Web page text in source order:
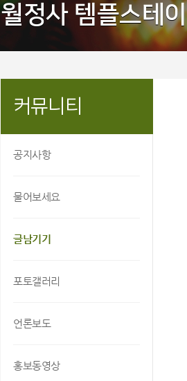
월정사 템플스테이
커뮤니티
공지사항
물어보세요
글남기기
포토갤러리
언론보도
홍보동영상